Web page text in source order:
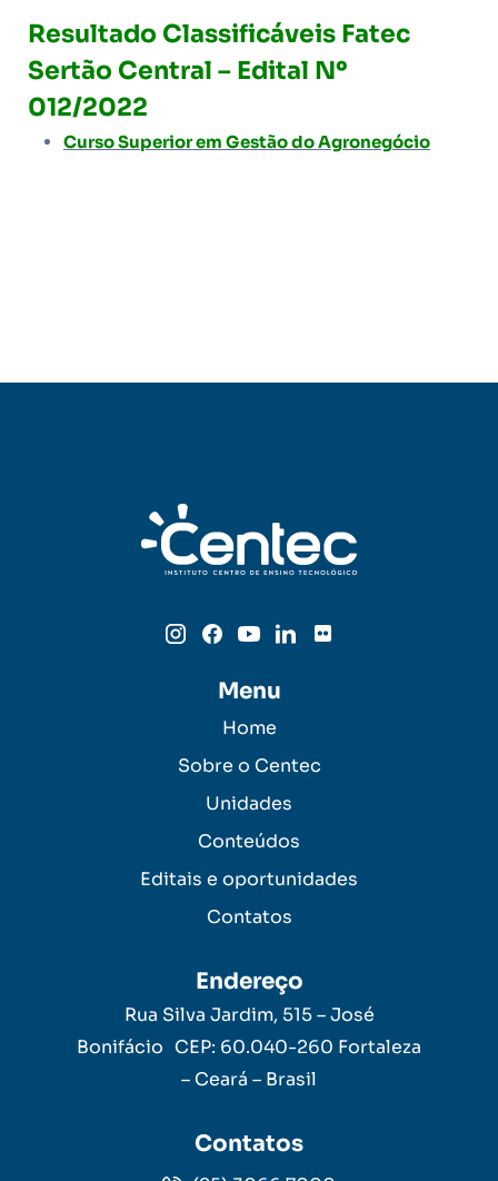
Resultado Classificáveis Fatec
Sertão Central – Edital Nº
012/2022
Curso Superior em Gestão do Agronegócio
Menu
Home
Sobre o Centec
Unidades
Conteúdos
Editais e oportunidades
Contatos
Endereço
Rua Silva Jardim, 515 – José
Bonifácio CEP: 60.040-260 Fortaleza
– Ceará – Brasil
Contatos